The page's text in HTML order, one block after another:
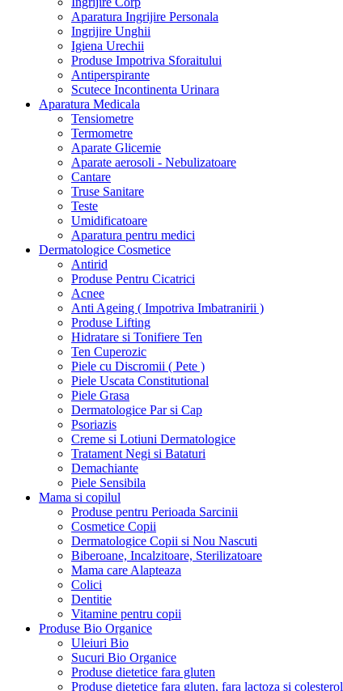
Aparatura Ingrijire Personala
Ingrijire Unghii
Igiena Urechii
Produse Impotriva Sforaitului
Antiperspirante
Scutece Incontinenta Urinara
Aparatura Medicala
Tensiometre
Termometre
Aparate Glicemie
Aparate aerosoli - Nebulizatoare
Cantare
Truse Sanitare
Teste
Umidificatoare
Aparatura pentru medici
Dermatologice Cosmetice
Antirid
Produse Pentru Cicatrici
Acnee
Anti Ageing ( Impotriva Imbatranirii )
Produse Lifting
Hidratare si Tonifiere Ten
Ten Cuperozic
Piele cu Discromii ( Pete )
Piele Uscata Constitutional
Piele Grasa
Dermatologice Par si Cap
Psoriazis
Creme si Lotiuni Dermatologice
Tratament Negi si Bataturi
Demachiante
Piele Sensibila
Mama si copilul
Produse pentru Perioada Sarcinii
Cosmetice Copii
Dermatologice Copii si Nou Nascuti
Biberoane, Incalzitoare, Sterilizatoare
Mama care Alapteaza
Colici
Dentitie
Vitamine pentru copii
Produse Bio Organice
Uleiuri Bio
Sucuri Bio Organice
Produse dietetice fara gluten
Produse dietetice fara gluten, fara lactoza si colesterol